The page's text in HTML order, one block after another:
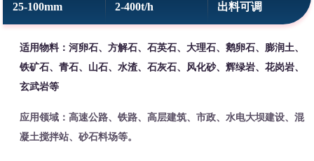
25-100mm 2-400t/h 出料可调
适用物料：河卵石、方解石、石英石、大理石、鹅卵石、膨润土、
铁矿石、青石、山石、水渣、石灰石、风化砂、辉绿岩、花岗岩、
玄武岩等
应用领域：高速公路、铁路、高层建筑、市政、水电大坝建设、混
凝土搅拌站、砂石料场等。